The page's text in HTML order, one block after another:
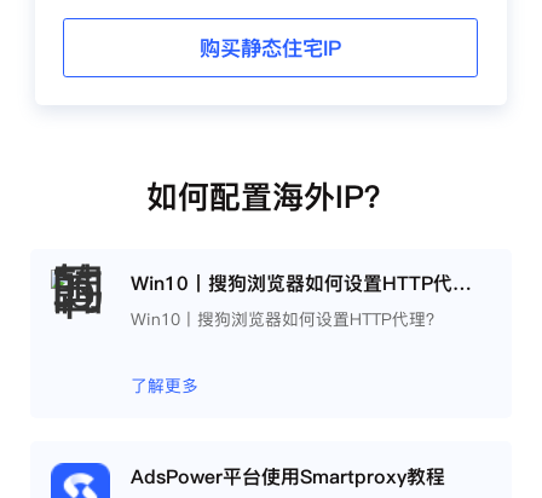
购买静态住宅IP
如何配置海外IP？
Win10丨搜狗浏览器如何设置HTTP代理？
Win10丨搜狗浏览器如何设置HTTP代理？
了解更多
AdsPower平台使用Smartproxy教程